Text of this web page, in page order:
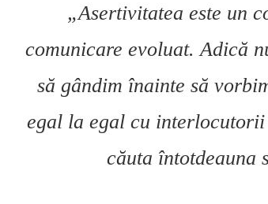
„Asertivitatea este un
comunicare evoluat. Adică
să gândim înainte să
egal la egal cu interlocutorii
căuta întotdeauna